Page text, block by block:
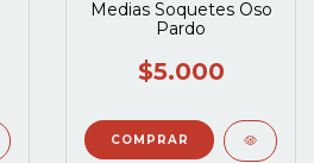
Medias Soquetes Oso
Pardo
$5.000